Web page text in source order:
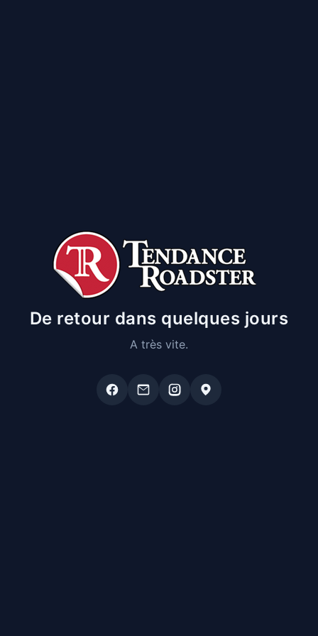
De retour dans quelques jours
A très vite.